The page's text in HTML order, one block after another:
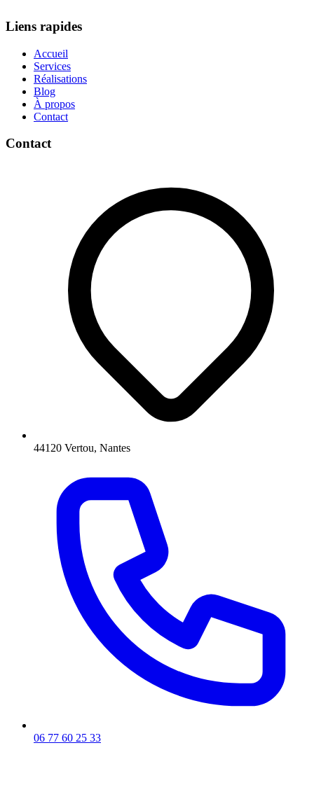
Liens rapides
Accueil
Services
Réalisations
Blog
À propos
Contact
Contact
44120 Vertou, Nantes
06 77 60 25 33